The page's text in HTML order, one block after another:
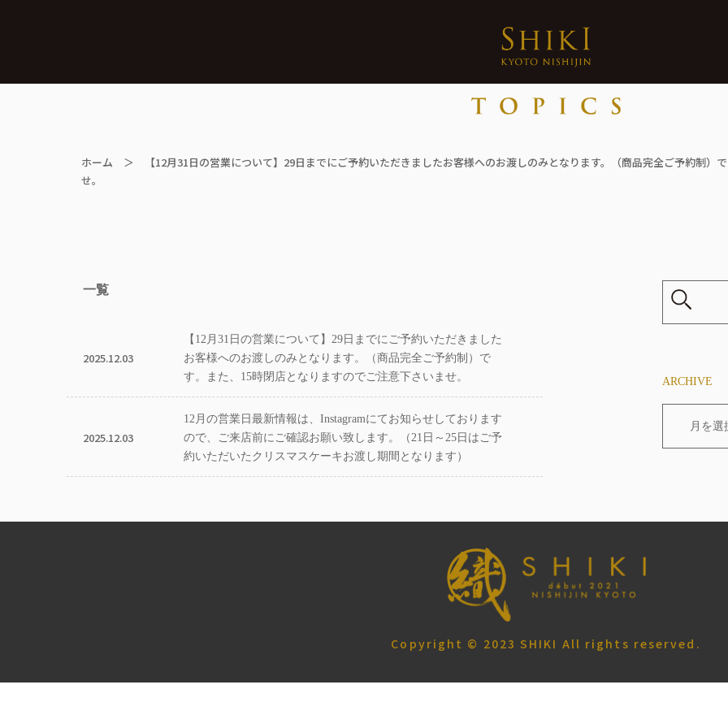
ホーム ＞ 【12月31日の営業について】29日までにご予約いただきましたお客様へのお渡しのみとなります。（商品完全ご予約制）
せ。
一覧
2025.12.03
【12月31日の営業について】29日までにご予約いただきました
お客様へのお渡しのみとなります。（商品完全ご予約制）で
す。また、15時閉店となりますのでご注意下さいませ。
2025.12.03
12月の営業日最新情報は、Instagramにてお知らせしております
ので、ご来店前にご確認お願い致します。（21日～25日はご予
約いただいたクリスマスケーキお渡し期間となります）
ARCHIVE
月を選
Copyright © 2023 SHIKI All rights reserved.